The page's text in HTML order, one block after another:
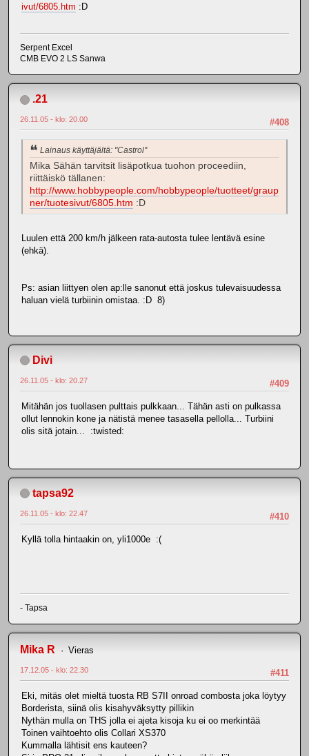
ivut/6805.htm :D
Serpent Excel
CMB EVO 2 LS Sanwa
.21
#408
26.11.05 - klo: 20.00
Lainaus käyttäjältä: "Castrol"
Mika Sähän tarvitsit lisäpotkua tuohon proceediin,
riittäiskö tällanen:
http://www.hobbypeople.com/hobbypeople/tuotteet/graup
ner/tuotesivut/6805.htm :D
Luulen että 200 km/h jälkeen rata-autosta tulee lentävä esine
(ehkä).
Ps: asian liittyen olen ap:lle sanonut että joskus tulevaisuudessa
haluan vielä turbiinin omistaa. :D 8)
Divi
#409
26.11.05 - klo: 20.27
Mitähän jos tuollasen pulttais pulkkaan... Tähän asti on pulkassa
ollut lennokin kone ja nätistä menee tasasella pellolla... Turbiini
olis sitä jotain... :twisted:
tapsa92
#410
26.11.05 - klo: 22.47
Kyllä tolla hintaakin on, yli1000e :(
- Tapsa
Mika R Vieras
#411
17.12.05 - klo: 22.30
Eki, mitäs olet mieltä tuosta RB S7II onroad combosta joka löytyy
Borderista, siinä olis kisahyväksytty pillikin
Nythän mulla on THS jolla ei ajeta kisoja ku ei oo merkintää
Toinen vaihtoehto olis Collari XS370
Kummalla lähtisit ens kauteen?